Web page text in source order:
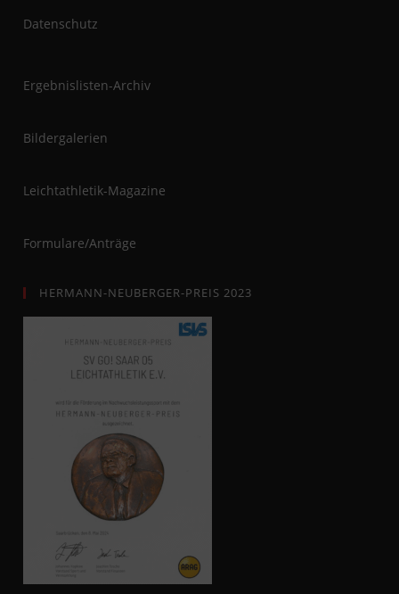
Datenschutz
Ergebnislisten-Archiv
Bildergalerien
Leichtathletik-Magazine
Formulare/Anträge
HERMANN-NEUBERGER-PREIS 2023